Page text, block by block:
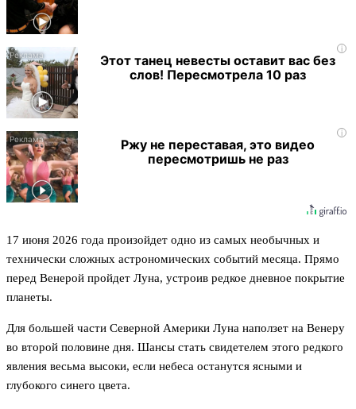
i
Этот танец невесты оставит вас без
слов! Пересмотрела 10 раз
i
Ржу не переставая, это видео
пересмотришь не раз
17 июня 2026 года произойдет одно из самых необычных и
технически сложных астрономических событий месяца. Прямо
перед Венерой пройдет Луна, устроив редкое дневное покрытие
планеты.
Для большей части Северной Америки Луна наползет на Венеру
во второй половине дня. Шансы стать свидетелем этого редкого
явления весьма высоки, если небеса останутся ясными и
глубокого синего цвета.